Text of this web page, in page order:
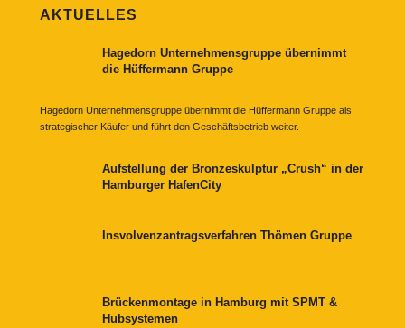
AKTUELLES
Hagedorn Unternehmensgruppe übernimmt
die Hüffermann Gruppe
Hagedorn Unternehmensgruppe übernimmt die Hüffermann Gruppe als
strategischer Käufer und führt den Geschäftsbetrieb weiter.
Aufstellung der Bronzeskulptur „Crush“ in der
Hamburger HafenCity
Insvolvenzantragsverfahren Thömen Gruppe
Brückenmontage in Hamburg mit SPMT &
Hubsystemen